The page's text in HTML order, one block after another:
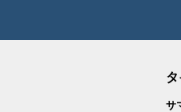
サ